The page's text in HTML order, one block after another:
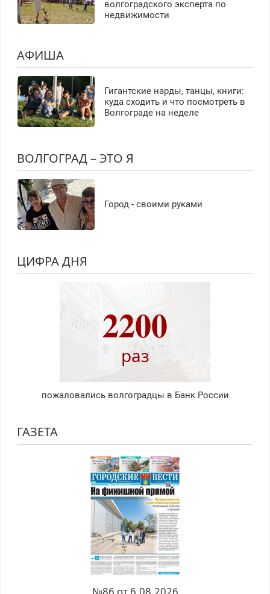
волгоградского эксперта по
недвижимости
АФИША
Гигантские нарды, танцы, книги:
куда сходить и что посмотреть в
Волгограде на неделе
ВОЛГОГРАД – ЭТО Я
Город - своими руками
ЦИФРА ДНЯ
2200
раз
пожаловались волгоградцы в Банк России
ГАЗЕТА